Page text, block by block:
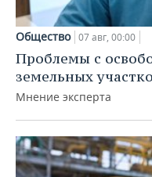
Общество 07 авг, 00:00
Проблемы с
земельных
Мнение эксперта